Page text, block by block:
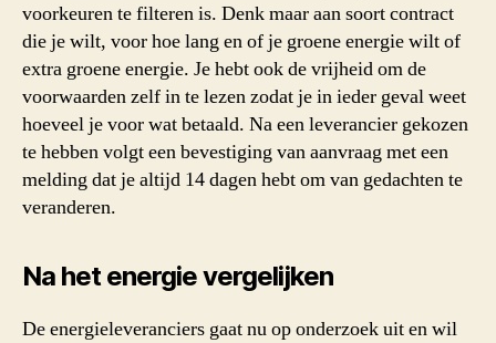
voorkeuren te filteren is. Denk maar aan soort contract
die je wilt, voor hoe lang en of je groene energie wilt of
extra groene energie. Je hebt ook de vrijheid om de
voorwaarden zelf in te lezen zodat je in ieder geval weet
hoeveel je voor wat betaald. Na een leverancier gekozen
te hebben volgt een bevestiging van aanvraag met een
melding dat je altijd 14 dagen hebt om van gedachten te
veranderen.
Na het energie vergelijken
De energieleveranciers gaat nu op onderzoek uit en wil